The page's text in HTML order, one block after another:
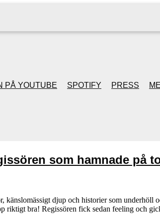
PÅ YOUTUBE
2013
SPOTIFY PRESS
som hamnade på
djup och historier som underhöll
riktigt bra! Regissören fick sedan feeling och